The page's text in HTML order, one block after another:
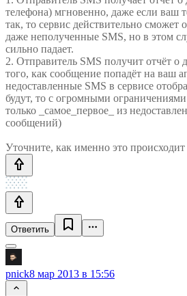
телефона) мгновенно, даже если ваш
так, то сервис действительно сможет
даже неполученные SMS, но в этом
сильно падает.
2. Отправитель SMS получит отчёт о
того, как сообщение попадёт на ваш
недоставленные SMS в сервисе
будут, то с огромными
только _самое_первое_ из
сообщений)
Уточните, как именно это происходит
Ответить
pnick8 мар 2013 в 15:56